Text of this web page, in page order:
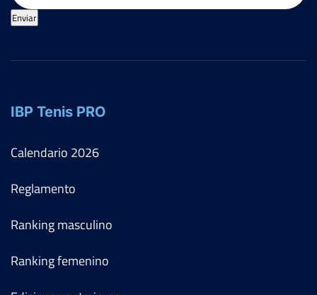
Enviar
IBP Tenis PRO
Calendario 2026
Reglamento
Ranking masculino
Ranking femenino